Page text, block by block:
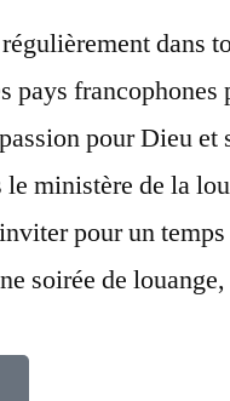
dans
pays francophones
pour Dieu et
ministère de la
pour un temps
soirée de